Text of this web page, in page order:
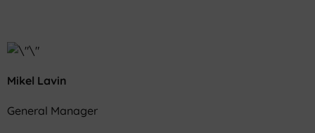
Mikel Lavin
General Manager